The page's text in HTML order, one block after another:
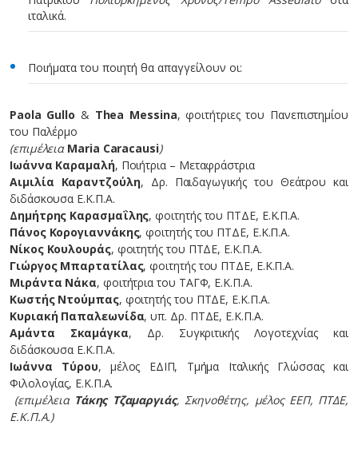
ιταλικά.
Ποιήματα του ποιητή θα απαγγείλουν οι:
Paola Gullo & Thea Messina, φοιτήτριες του Πανεπιστημίου
του Παλέρμο
(επιμέλεια Maria Caracausi)
Ιωάννα Καραμαλή, Ποιήτρια – Μεταφράστρια
Αιμιλία Καραντζούλη, Δρ. Παιδαγωγικής του Θεάτρου και
διδάσκουσα Ε.Κ.Π.Α.
Δημήτρης Καρασμαΐλης, φοιτητής του ΠΤΔΕ, Ε.Κ.Π.Α.
Πάνος Κορογιαννάκης, φοιτητής του ΠΤΔΕ, Ε.Κ.Π.Α.
Νίκος Κουλουράς, φοιτητής του ΠΤΔΕ, Ε.Κ.Π.Α.
Γιώργος Μπαρτατίλας, φοιτητής του ΠΤΔΕ, Ε.Κ.Π.Α.
Μιράντα Νάκα, φοιτήτρια του ΤΑΓΦ, Ε.Κ.Π.Α.
Κωστής Ντούμπας, φοιτητής του ΠΤΔΕ, Ε.Κ.Π.Α.
Κυριακή Παπαλεωνίδα, υπ. Δρ. ΠΤΔΕ, Ε.Κ.Π.Α.
Αμάντα Σκαμάγκα, Δρ. Συγκριτικής Λογοτεχνίας και
διδάσκουσα Ε.Κ.Π.Α.
Ιωάννα Τύρου, μέλος ΕΔΙΠ, Τμήμα Ιταλικής Γλώσσας και
Φιλολογίας, Ε.Κ.Π.Α.
(επιμέλεια Τάκης Τζαμαργιάς, Σκηνοθέτης, μέλος ΕΕΠ, ΠΤΔΕ,
Ε.Κ.Π.Α.)